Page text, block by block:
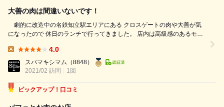
大善の肉は間違いないです！
劇的に改造中の名鉄知立駅エリアにある クロスゲートの肉や大善が気
になったので 休日のランチで行ってきました。 店内は高級感のあるモダ
ャルランチメニューの中から 3,000円の焼肉ランチを注文。 ◆料理長お
まかせブランド牛盛り合わせ ◇エビスマイスター（680円） リブロー
ス、カル...
4.0
スパマキシマム （8848）
2021/02 訪問
1回
ピックアップ！口コミ